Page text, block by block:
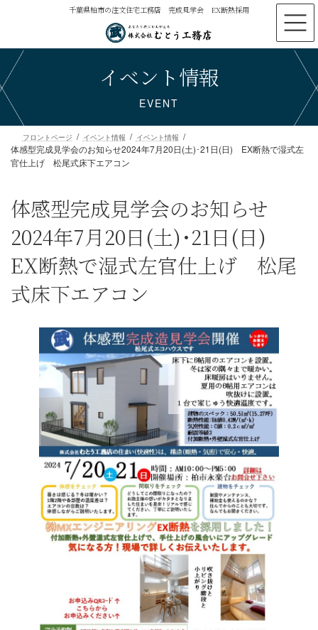
へ
ス
ョ
ン
千葉県柏市の注文住宅工務店 完成見学会 EX断熱採用
イベント情報
EVENT
フロントページ イベント情報
体感型完成見学会のお知らせ2024年7月20日(土)･21日(日) EX断熱で湿式左
官仕上げ 松尾式床下エアコン
体感型完成見学会のお知らせ
2024年7月20日(土)･21日(日)
EX断熱で湿式左官仕上げ 松尾
式床下エアコン